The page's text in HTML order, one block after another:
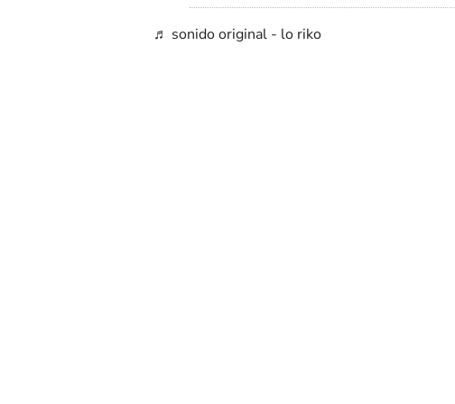
♬ sonido original - lo riko